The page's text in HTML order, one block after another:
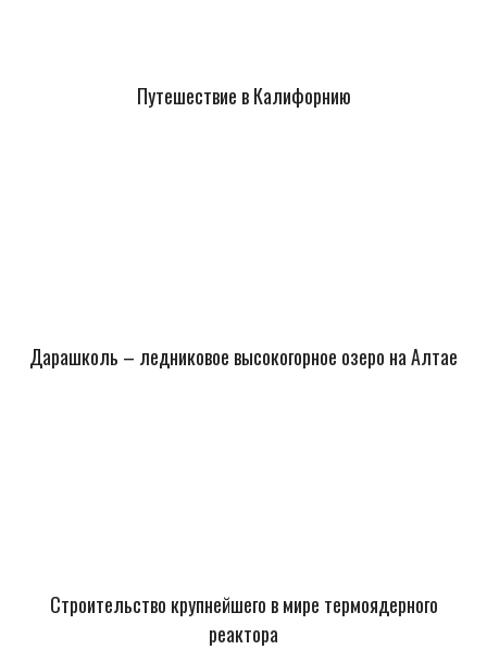
Путешествие в Калифорнию
Дарашколь – ледниковое высокогорное озеро на Алтае
Строительство крупнейшего в мире термоядерного
реактора